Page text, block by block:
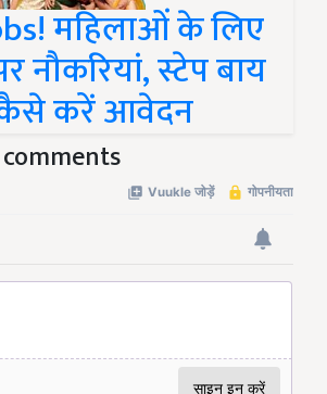
महिलाओं के लिए
नौकरियां, स्टेप बाय
करें आवेदन